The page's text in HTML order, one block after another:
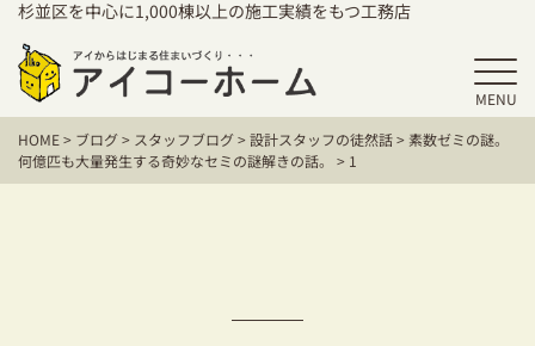
杉並区を中心に1,000棟以上の施工実績をもつ工務店
MENU
HOME
アイコーホームの家づくり
保証／アフターサポート
HOME> ブログ> スタッフブログ>設計スタッフの徒然話> 素数ゼミの謎。
何億匹も大量発生する奇妙なセミの謎解きの話。
> 1